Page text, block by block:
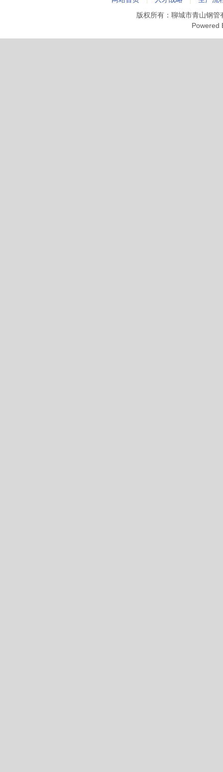
版权所有：聊城市青山钢
Powered